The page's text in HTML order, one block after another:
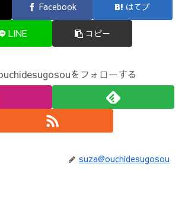
Facebook はてブ
LINE コピー
をフォローする
suza@ouchidesugosou